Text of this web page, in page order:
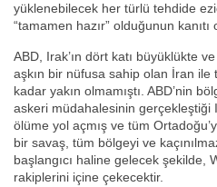
yüklenebilecek her türlü tehdide
“tamamen hazır” olduğunun
ABD, Irak’ın dört katı büyüklükte
aşkın bir nüfusa sahip olan İran
kadar yakın olmamıştı. ABD’nin
askeri müdahalesinin gerçekleştiği
ölüme yol açmış ve tüm
bir savaş, tüm bölgeyi ve
başlangıcı haline gelecek şekilde,
rakiplerini içine çekecektir.